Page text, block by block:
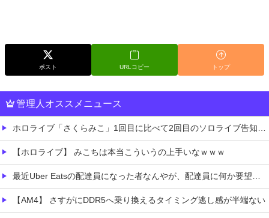
ポスト URLコピー トップ
管理人オススメニュース
ホロライブ「さくらみこ」1回目に比べて2回目のソロライブ告知「咲き乱れみこち」いいね数が減っていると野うさぎ余計なお世話で心配する画像あり
【ホロライブ】 みこちは本当こういうの上手いなｗｗｗ
最近Uber Eatsの配達員になった者なんやが、配達員に何か要望があったら教えてくれ
【AM4】 さすがにDDR5へ乗り換えるタイミング逃し感が半端ない